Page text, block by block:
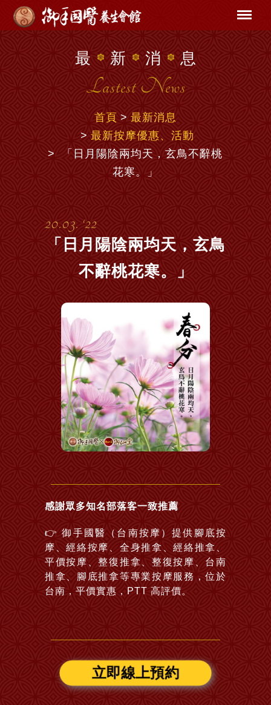
最 新 消 息
Lastest News
首頁
最新消息
最新按摩優惠、活動
「日月陽陰兩均天，玄鳥不辭桃
花寒。」
20.03. ‘22
「日月陽陰兩均天，玄鳥
不辭桃花寒。」
感謝眾多知名部落客一致推薦
👉御手國醫（台南按摩）提供腳底按
摩、經絡按摩、全身推拿、經絡推拿、
平價按摩、整復推拿、整復按摩、台南
推拿、腳底推拿等專業按摩服務，位於
台南，平價實惠，PTT 高評價。
立即線上預約